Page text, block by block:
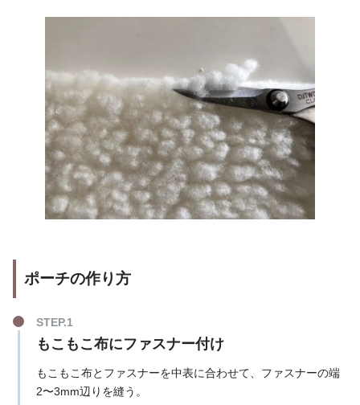
ポーチの作り方
もこもこ布にファスナー付け
もこもこ布とファスナーを中表に合わせて、ファスナーの端
2〜3mm辺りを縫う。